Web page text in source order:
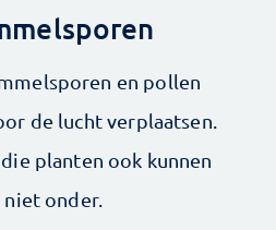
en pollen
de lucht verplaatsen.
planten ook kunnen
niet onder.